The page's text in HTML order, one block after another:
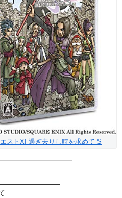
ストXI 過ぎ去りし時を求めて S